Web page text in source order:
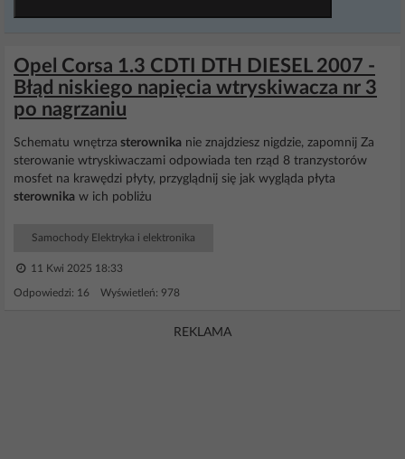
Opel Corsa 1.3 CDTI DTH DIESEL 2007 -
Błąd niskiego napięcia wtryskiwacza nr 3
po nagrzaniu
Schematu wnętrza sterownika nie znajdziesz nigdzie, zapomnij Za
sterowanie wtryskiwaczami odpowiada ten rząd 8 tranzystorów
mosfet na krawędzi płyty, przyglądnij się jak wygląda płyta
sterownika w ich pobliżu
Samochody Elektryka i elektronika
11 Kwi 2025 18:33
Odpowiedzi: 16 Wyświetleń: 978
REKLAMA